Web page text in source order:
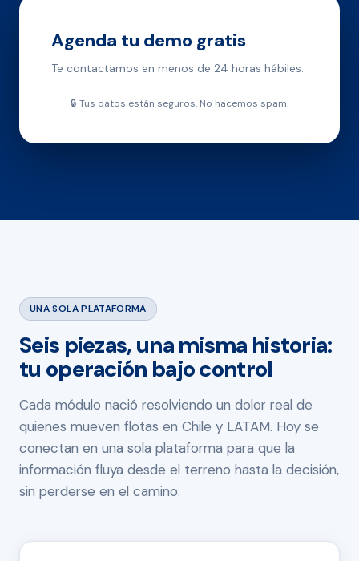
Agenda tu demo gratis
Te contactamos en menos de 24 horas hábiles.
🔒 Tus datos están seguros. No hacemos spam.
UNA SOLA PLATAFORMA
Seis piezas, una misma historia:
tu operación bajo control
Cada módulo nació resolviendo un dolor real de
quienes mueven flotas en Chile y LATAM. Hoy se
conectan en una sola plataforma para que la
información fluya desde el terreno hasta la decisión,
sin perderse en el camino.